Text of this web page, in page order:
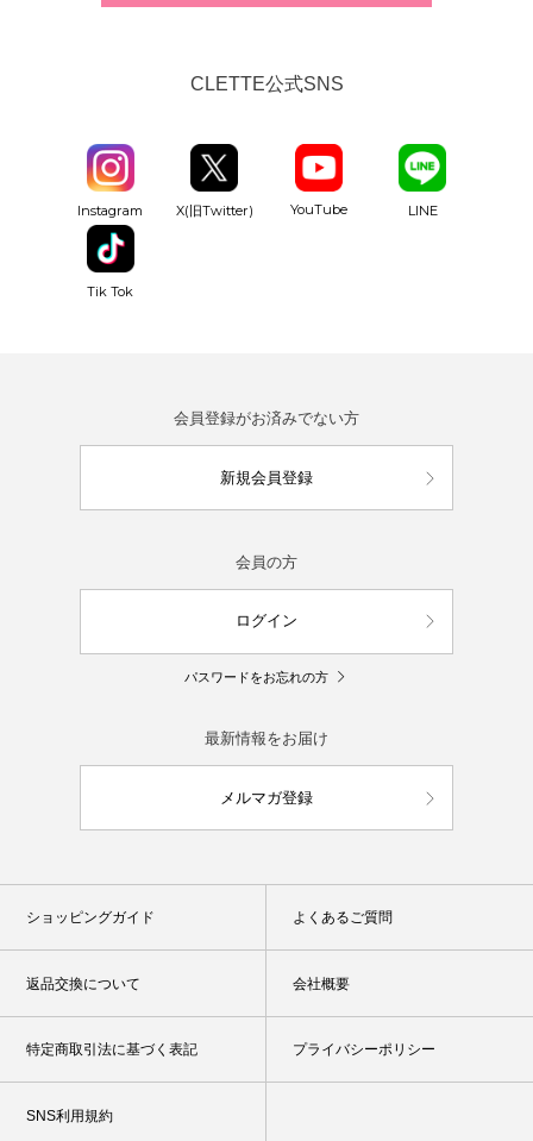
CLETTE公式SNS
Instagram X(旧Twitter) YouTube LINE
Tik Tok
会員登録がお済みでない方
新規会員登録
会員の方
ログイン
パスワードをお忘れの方
最新情報をお届け
メルマガ登録
ショッピングガイド よくあるご質問
返品交換について 会社概要
特定商取引法に基づく表記 プライバシーポリシー
SNS利用規約